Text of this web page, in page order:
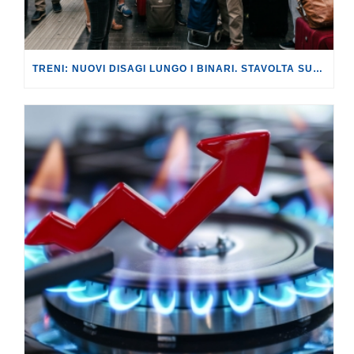
TRENI: NUOVI DISAGI LUNGO I BINARI. STAVOLTA SULLA LINEA AV ROMA-NAPOLI, CON RITARDI FINO A 180 MINUTI.